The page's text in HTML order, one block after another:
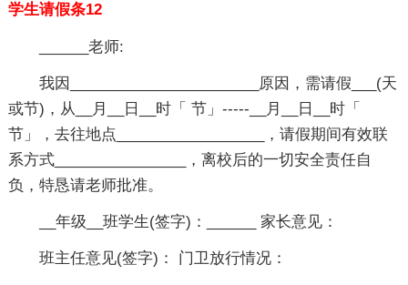
学生请假条12
______老师:
我因_______________________原因，需请假___(天
或节)，从__月__日__时「 节」-----__月__日__时「
节」，去往地点__________________，请假期间有效联
系方式________________，离校后的一切安全责任自
负，特恳请老师批准。
__年级__班学生(签字)：______ 家长意见：
班主任意见(签字)： 门卫放行情况：